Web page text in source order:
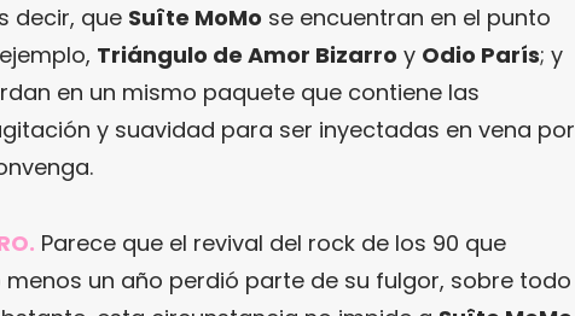
decir, que Suîte MoMo se encuentran en el punto
Triángulo de Amor Bizarro y Odio París; y
en un mismo paquete que contiene las
y suavidad para ser inyectadas en vena por
Parece que el revival del rock de los 90 que
un año perdió parte de su fulgor, sobre todo